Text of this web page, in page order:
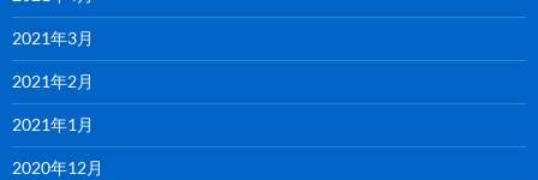
2021年3月
2021年2月
2021年1月
2020年12月